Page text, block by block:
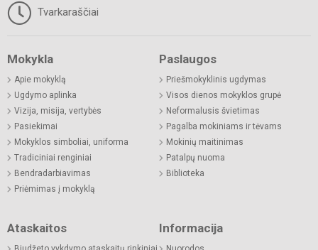
Tvarkaraščiai
Mokykla
Apie mokyklą
Ugdymo aplinka
Vizija, misija, vertybės
Pasiekimai
Mokyklos simboliai, uniforma
Tradiciniai renginiai
Bendradarbiavimas
Priėmimas į mokyklą
Paslaugos
Priešmokyklinis ugdymas
Visos dienos mokyklos grupė
Neformalusis švietimas
Pagalba mokiniams ir tėvams
Mokinių maitinimas
Patalpų nuoma
Biblioteka
Ataskaitos Informacija